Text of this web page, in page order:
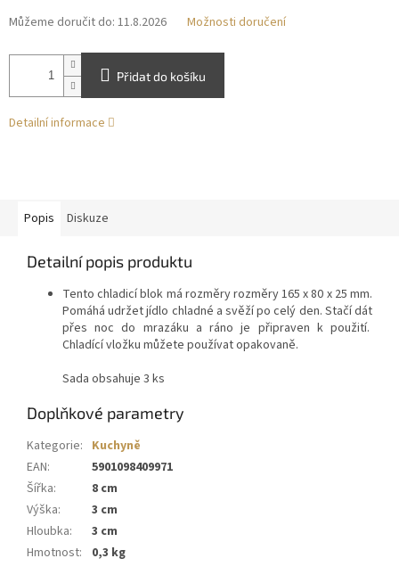
Můžeme doručit do: 11.8.2026 Možnosti doručení
Přidat do košíku
Detailní informace
Popis Diskuze
Detailní popis produktu
Tento chladicí blok má rozměry rozměry 165 x 80 x 25 mm.
Pomáhá udržet jídlo chladné a svěží po celý den. Stačí dát
přes noc do mrazáku a ráno je připraven k použití.
Chladící vložku můžete používat opakovaně.
Sada obsahuje 3 ks
Doplňkové parametry
Kategorie: Kuchyně
EAN:
5901098409971
Šířka:
8 cm
Výška:
3 cm
Hloubka:
3 cm
Hmotnost: 0,3 kg